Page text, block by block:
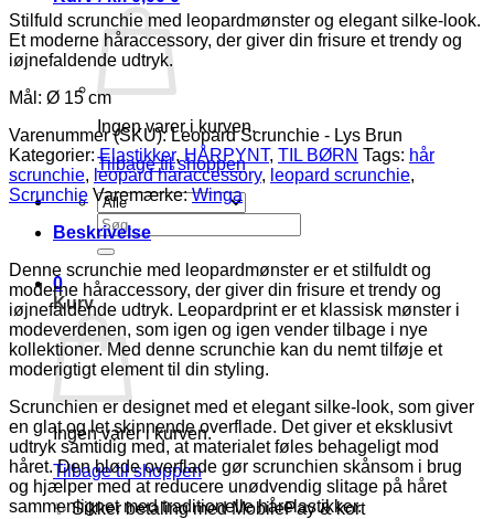
Ingen varer i kurven.
Tilbage til shoppen
Søg
efter:
0
Kurv
Ingen varer i kurven.
Tilbage til shoppen
✨ Sikker betaling med MobilePay & kort
Lys
Brun
antal
Stilfuld scrunchie med leopardmønster og elegant silke-look.
Et moderne håraccessory, der giver din frisure et trendy og
iøjnefaldende udtryk.
Mål: Ø 15 cm
Varenummer (SKU):Leopard Scrunchie - Lys Brun
Kategorier:Elastikker, HÅRPYNT, TIL BØRN Tags: hår
scrunchie, leopard håraccessory, leopard scrunchie,
Scrunchie Varemærke:Winga
Beskrivelse
Denne scrunchie med leopardmønster er et stilfuldt og
moderne håraccessory, der giver din frisure et trendy og
iøjnefaldende udtryk. Leopardprint er et klassisk mønster i
modeverdenen, som igen og igen vender tilbage i nye
kollektioner. Med denne scrunchie kan du nemt tilføje et
moderigtigt element til din styling.
Scrunchien er designet med et elegant silke-look, som giver
en glat og let skinnende overflade. Det giver et eksklusivt
udtryk samtidig med, at materialet føles behageligt mod
håret. Den bløde overflade gør scrunchien skånsom i brug
og hjælper med at reducere unødvendig slitage på håret
sammenlignet med traditionelle hårelastikker.